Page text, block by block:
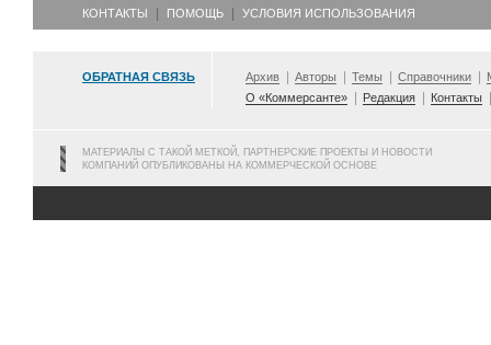
КОНТАКТЫ ПОМОЩЬ УСЛОВИЯ ИСПОЛЬЗОВАНИЯ
ОБРАТНАЯ СВЯЗЬ Архив Авторы Темы Справочники
О «Коммерсанте»
Редакция Контакты
МАТЕРИАЛЫ С ТАКОЙ МЕТКОЙ, ПАРТНЕРСКИЕ ПРОЕКТЫ И НОВОСТИ
КОМПАНИЙ ОПУБЛИКОВАНЫ НА КОММЕРЧЕСКОЙ ОСНОВЕ